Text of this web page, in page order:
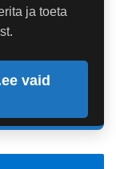
ja toeta
vaid